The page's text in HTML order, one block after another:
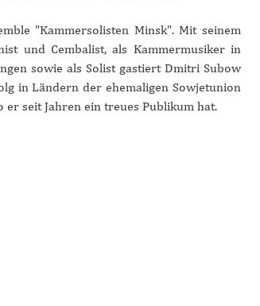
"Kammersolisten Minsk". Mit seinem
und Cembalist, als Kammermusiker in
sowie als Solist gastiert Dmitri Subow
in Ländern der ehemaligen Sowjetunion
er seit Jahren ein treues Publikum hat.